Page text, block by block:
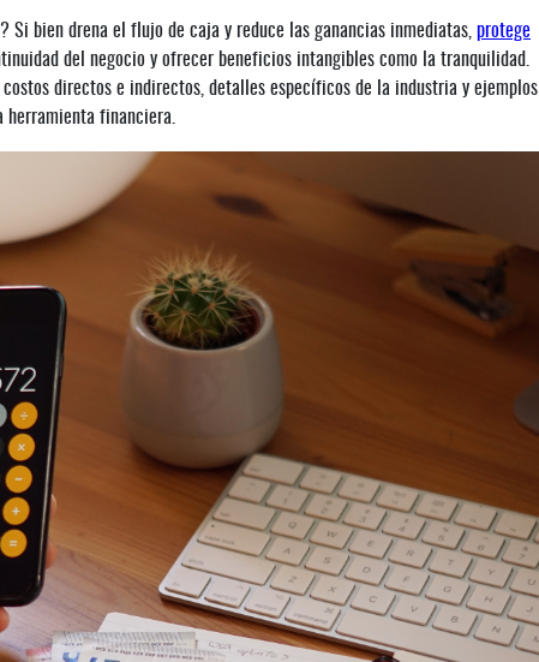
Si bien drena el flujo de caja y reduce las ganancias inmediatas, protege
del negocio y ofrecer beneficios intangibles como la tranquilidad.
costos directos e indirectos, detalles específicos de la industria y ejemplos
herramienta financiera.